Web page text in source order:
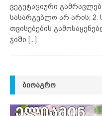
ვეგეტაციური
სასარგებლო არ არის; 2.
თვისებების
ჯიში [...]
ᲑᲘᲝᲐᲒᲠᲝ